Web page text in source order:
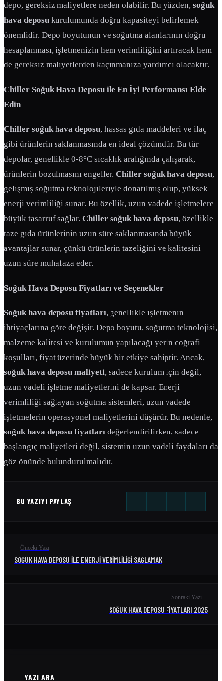
depo, gereksiz maliyetlere neden olabilir. Bu yüzden, soğuk
hava deposu kurulumunda doğru kapasiteyi belirlemek
önemlidir. Depo boyutunun ve soğutma alanlarının doğru
hesaplanması, işletmenizin hem verimliliğini artıracak hem
de gereksiz maliyetlerden kaçınmanıza yardımcı olacaktır.
Chiller Soğuk Hava Deposu ile En İyi Performansı Elde
Edin
Chiller soğuk hava deposu, hassas gıda maddeleri ve ilaç
gibi ürünlerin saklanmasında en ideal çözümdür. Bu tür
depolar, genellikle 0-8°C sıcaklık aralığında çalışarak,
ürünlerin bozulmasını engeller. Chiller soğuk hava deposu,
gelişmiş soğutma teknolojileriyle donatılmış olup, yüksek
enerji verimliliği sunar. Bu özellik, uzun vadede işletmelere
büyük tasarruf sağlar. Chiller soğuk hava deposu, özellikle
taze gıda ürünlerinin uzun süre saklanmasında büyük
avantajlar sunar, çünkü ürünlerin tazeliğini ve kalitesini
uzun süre muhafaza eder.
Soğuk Hava Deposu Fiyatları ve Seçenekler
Soğuk hava deposu fiyatları, genellikle işletmenin
ihtiyaçlarına göre değişir. Depo boyutu, soğutma teknolojisi,
malzeme kalitesi ve kurulumun yapılacağı yerin coğrafi
koşulları, fiyat üzerinde büyük bir etkiye sahiptir. Ancak,
soğuk hava deposu maliyeti, sadece kurulum için değil,
uzun vadeli işletme maliyetlerini de kapsar. Enerji
verimliliği sağlayan soğutma sistemleri, uzun vadede
işletmelerin operasyonel maliyetlerini düşürür. Bu nedenle,
soğuk hava deposu fiyatları değerlendirilirken, sadece
başlangıç maliyetleri değil, sistemin uzun vadeli faydaları da
göz önünde bulundurulmalıdır.
BU YAZIYI PAYLAŞ
Önceki Yazı
SOĞUK HAVA DEPOSU ILE ENERJI VERIMLILIĞI SAĞLAMAK
Sonraki Yazı
SOĞUK HAVA DEPOSU FIYATLARI 2025
YAZI ARA